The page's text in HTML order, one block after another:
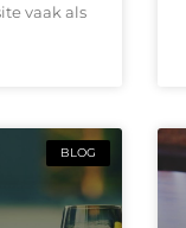
vaak als
BLOG